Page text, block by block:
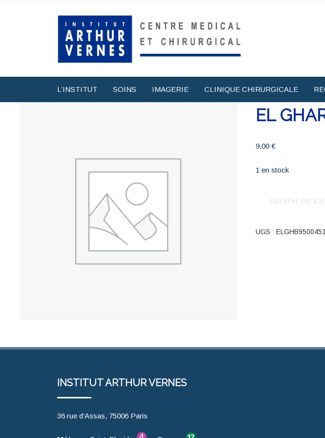
L’INSTITUT SOINS IMAGERIE CLINIQUE CHIRURGICALE
EL
9,00 €
1 en stock
GHARBI
Ajouter au
UGS :
INSTITUT ARTHUR VERNES
36 rue d’Assas, 75006 Paris